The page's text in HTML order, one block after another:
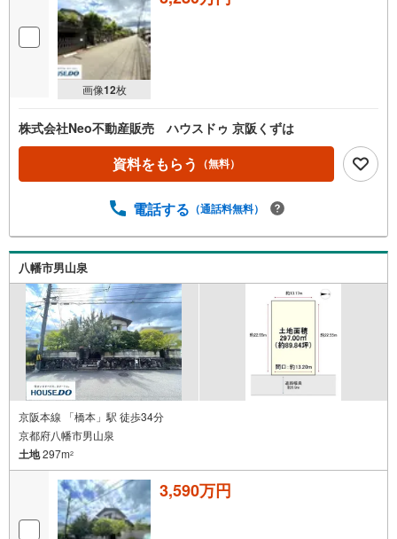
画像12枚
株式会社Neo不動産販売 ハウスドゥ 京阪くずは
資料をもらう （無料）
電話する （通話料無料）
八幡市男山泉
京阪本線 「橋本」駅 徒歩34分
京都府八幡市男山泉
土地297m2
3,590万円